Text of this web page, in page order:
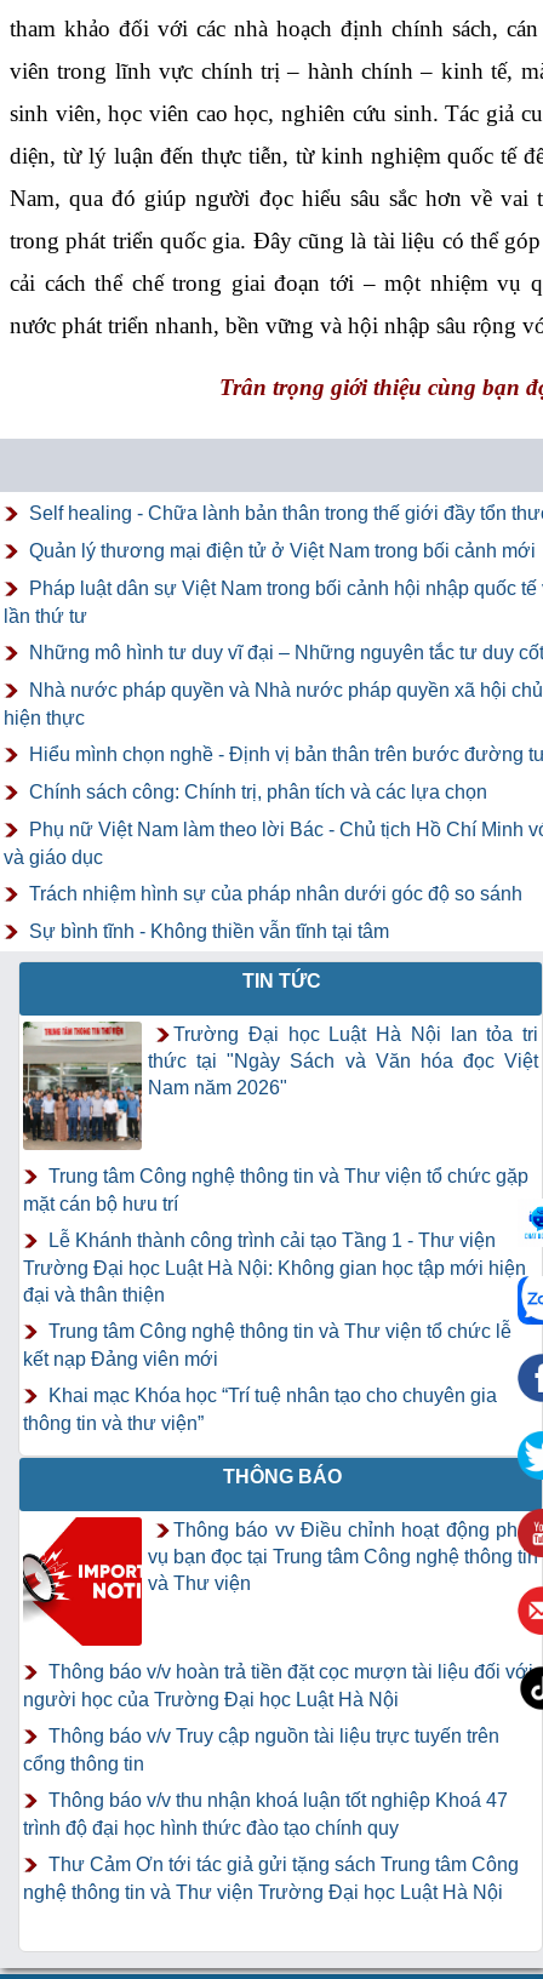
tham khảo đối với các nhà hoạch định chính sách,
viên trong lĩnh vực chính trị – hành chính – kinh tế,
sinh viên, học viên cao học, nghiên cứu sinh. Tác giả
diện, từ lý luận đến thực tiễn, từ kinh nghiệm quốc tế
Nam, qua đó giúp người đọc hiểu sâu sắc hơn về vai
trong phát triển quốc gia. Đây cũng là tài liệu có thể
cải cách thể chế trong giai đoạn tới – một nhiệm vụ
nước phát triển nhanh, bền vững và hội nhập sâu rộng
Trân trọng giới thiệu cùng bạn
Self healing - Chữa lành bản thân trong thế giới đầy tổn
Quản lý thương mại điện tử ở Việt Nam trong bối cảnh mới
Pháp luật dân sự Việt Nam trong bối cảnh hội nhập quốc
lần thứ tư
Những mô hình tư duy vĩ đại – Những nguyên tắc tư duy
Nhà nước pháp quyền và Nhà nước pháp quyền xã hội
hiện thực
Hiểu mình chọn nghề - Định vị bản thân trên bước đường
Chính sách công: Chính trị, phân tích và các lựa chọn
Phụ nữ Việt Nam làm theo lời Bác - Chủ tịch Hồ Chí Minh
và giáo dục
Trách nhiệm hình sự của pháp nhân dưới góc độ so sánh
Sự bình tĩnh - Không thiền vẫn tĩnh tại tâm
TIN TỨC
Trường Đại học Luật Hà Nội lan tỏa tri
thức tại "Ngày Sách và Văn hóa đọc Việt
Nam năm 2026"
Trung tâm Công nghệ thông tin và Thư viện tổ chức gặp
mặt cán bộ hưu trí
Lễ Khánh thành công trình cải tạo Tầng 1 - Thư viện
Trường Đại học Luật Hà Nội: Không gian học tập mới hiện
đại và thân thiện
Trung tâm Công nghệ thông tin và Thư viện tổ chức lễ
kết nạp Đảng viên mới
Khai mạc Khóa học “Trí tuệ nhân tạo cho chuyên gia
thông tin và thư viện”
THÔNG BÁO
Thông báo vv Điều chỉnh hoạt động phục
vụ bạn đọc tại Trung tâm Công nghệ thông tin
và Thư viện
Thông báo v/v hoàn trả tiền đặt cọc mượn tài liệu đối với
người học của Trường Đại học Luật Hà Nội
Thông báo v/v Truy cập nguồn tài liệu trực tuyến trên
cổng thông tin
Thông báo v/v thu nhận khoá luận tốt nghiệp Khoá 47
trình độ đại học hình thức đào tạo chính quy
Thư Cảm Ơn tới tác giả gửi tặng sách Trung tâm Công
nghệ thông tin và Thư viện Trường Đại học Luật Hà Nội